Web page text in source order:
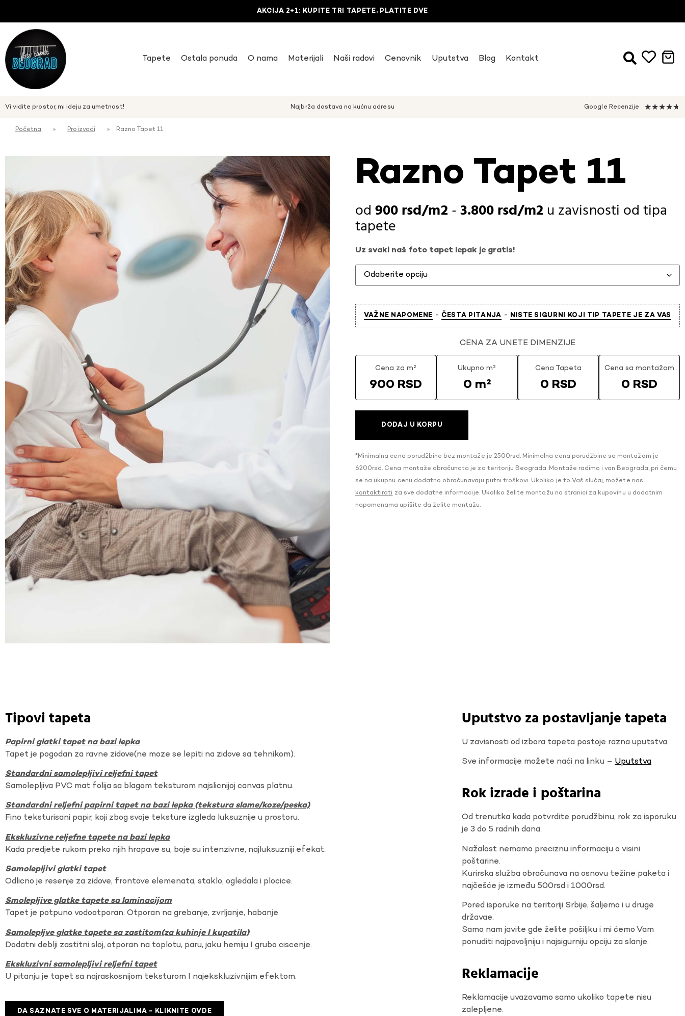
AKCIJA 2+1: KUPITE TRI TAPETE, PLATITE DVE
Tapete Ostala ponuda O nama Materijali Naši radovi Cenovnik Uputstva Blog Kontakt
Vi vidite prostor, mi ideju za umetnost! Najbrža dostava na kućnu adresu Google Recenzije ★★★★★
Početna » Proizvodi » Razno Tapet 11
Razno Tapet 11
900rsd -3.800rsd u zavisnosti od tipa
tapete
Uz svaki naš foto tapet lepak je gratis!
VAŽNE NAPOMENE - ČESTA PITANJA - NISTE SIGURNI KOJI TIP TAPETE JE ZA VAS
CENA ZA UNETE DIMENZIJE
Cena za m²
900 RSD
Ukupno m²
0 m²
Cena Tapeta
0 RSD
Cena sa montažom
0 RSD
DODAJ U KORPU
*Minimalna cena porudžbine bez montaže je 2500rsd. Minimalna cena porudžbine sa montažom je
6200rsd. Cena montaže obračunata je za teritoriju Beograda. Montaže radimo i van Beograda, pri čemu
se na ukupnu cenu dodatno obračunavaju putni troškovi. Ukoliko je to Vaš slučaj, možete nas
kontaktirati za sve dodatne informacije. Ukoliko želite montažu na stranici za kupovinu u dodatnim
napomenama upišite da želite montažu.
Tipovi tapeta
Papirni glatki tapet na bazi lepka
Tapet je pogodan za ravne zidove(ne moze se lepiti na zidove sa tehnikom).
Standardni samolepljivi reljefni tapet
Samolepljiva PVC mat folija sa blagom teksturom najslicnijoj canvas platnu.
Standardni reljefni papirni tapet na bazi lepka (tekstura slame/koze/peska)
Fino teksturisani papir, koji zbog svoje teksture izgleda luksuznije u prostoru.
Ekskluzivne reljefne tapete na bazi lepka
Kada predjete rukom preko njih hrapave su, boje su intenzivne, najluksuzniji efekat.
Samolepljivi glatki tapet
Odlicno je resenje za zidove, frontove elemenata, staklo, ogledala i plocice.
Smolepljive glatke tapete sa laminacijom
Tapet je potpuno vodootporan. Otporan na grebanje, zvrljanje, habanje.
Samolepljve glatke tapete sa zastitom(za kuhinje I kupatila)
Dodatni deblji zastitni sloj, otporan na toplotu, paru, jaku hemiju I grubo ciscenje.
Ekskluzivni samolepljivi reljefni tapet
U pitanju je tapet sa najraskosnijom teksturom I najekskluzivnijim efektom.
DA SAZNATE SVE O MATERIJALIMA - KLIKNITE OVDE
Uputstvo za postavljanje tapeta
U zavisnosti od izbora tapeta postoje razna uputstva.
Sve informacije možete naći na linku – Uputstva
Rok izrade i poštarina
Od trenutka kada potvrdite porudžbinu, rok za isporuku
je 3 do 5 radnih dana.
Nažalost nemamo preciznu informaciju o visini
poštarine.
Kurirska služba obračunava na osnovu težine paketa i
najčešće je između 500rsd i 1000rsd.
Pored isporuke na teritoriji Srbije, šaljemo i u druge
državae.
Samo nam javite gde želite pošiljku i mi ćemo Vam
ponuditi najpovoljniju i najsigurniju opciju za slanje.
Reklamacije
Reklamacije uvazavamo samo ukoliko tapete nisu
zalepljene.